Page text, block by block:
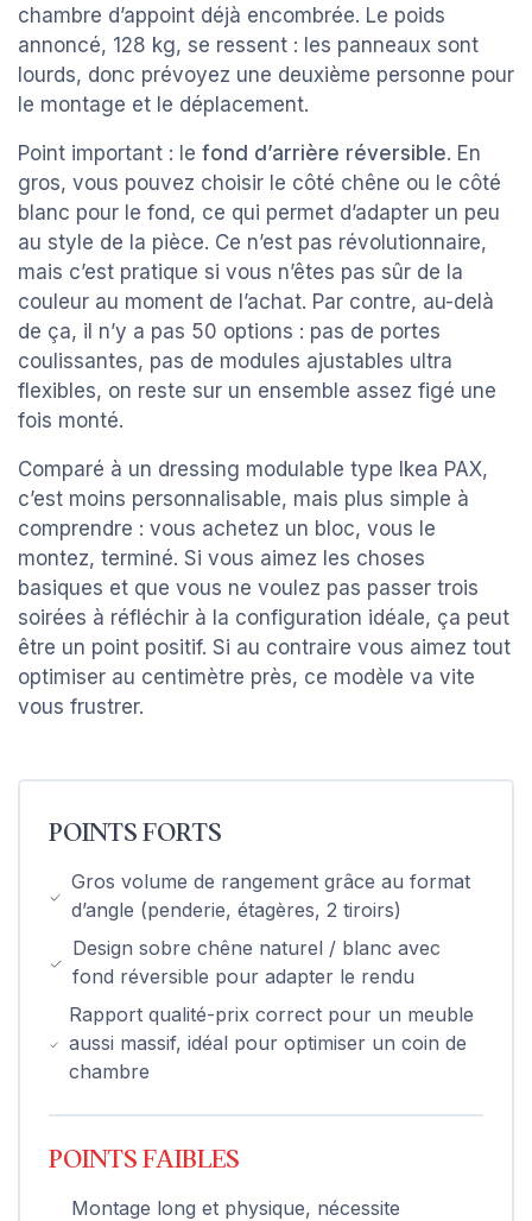
chambre d’appoint déjà encombrée. Le poids
annoncé, 128 kg, se ressent : les panneaux sont
lourds, donc prévoyez une deuxième personne pour
le montage et le déplacement.
Point important : le fond d’arrière réversible. En
gros, vous pouvez choisir le côté chêne ou le côté
blanc pour le fond, ce qui permet d’adapter un peu
au style de la pièce. Ce n’est pas révolutionnaire,
mais c’est pratique si vous n’êtes pas sûr de la
couleur au moment de l’achat. Par contre, au-delà
de ça, il n’y a pas 50 options : pas de portes
coulissantes, pas de modules ajustables ultra
flexibles, on reste sur un ensemble assez figé une
fois monté.
Comparé à un dressing modulable type Ikea PAX,
c’est moins personnalisable, mais plus simple à
comprendre : vous achetez un bloc, vous le
montez, terminé. Si vous aimez les choses
basiques et que vous ne voulez pas passer trois
soirées à réfléchir à la configuration idéale, ça peut
être un point positif. Si au contraire vous aimez tout
optimiser au centimètre près, ce modèle va vite
vous frustrer.
POINTS FORTS
Gros volume de rangement grâce au format
d’angle (penderie, étagères, 2 tiroirs)
Design sobre chêne naturel / blanc avec
fond réversible pour adapter le rendu
Rapport qualité-prix correct pour un meuble
aussi massif, idéal pour optimiser un coin de
chambre
POINTS FAIBLES
Montage long et physique, nécessite